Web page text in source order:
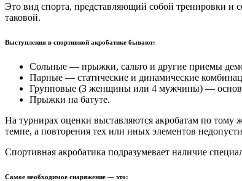
Это вид спорта, представляющий собой тренировки и
таковой.
Выступления в спортивной акробатике бывают:
Сольные — прыжки, сальто и другие приемы
Парные — статические и динамические
Групповые (3 женщины или 4 мужчины) —
Прыжки на батуте.
На турнирах оценки выставляются акробатам по
темпе, а повторения тех или иных элементов
Спортивная акробатика подразумевает наличие
Самое необходимое снаряжение — это: